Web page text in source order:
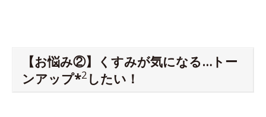
【お悩み②】くすみが気になる…トー
ンアップ*2 したい！